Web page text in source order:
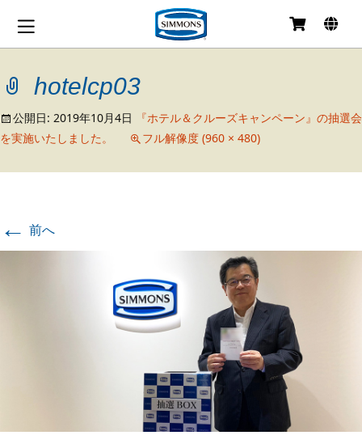
ン
へ
移
動
hotelcp03
公開日: 2019年10月4日
『ホテル＆クルーズキャンペーン』の抽選会
を実施いたしました。
フル解像度 (960 × 480)
← 前へ